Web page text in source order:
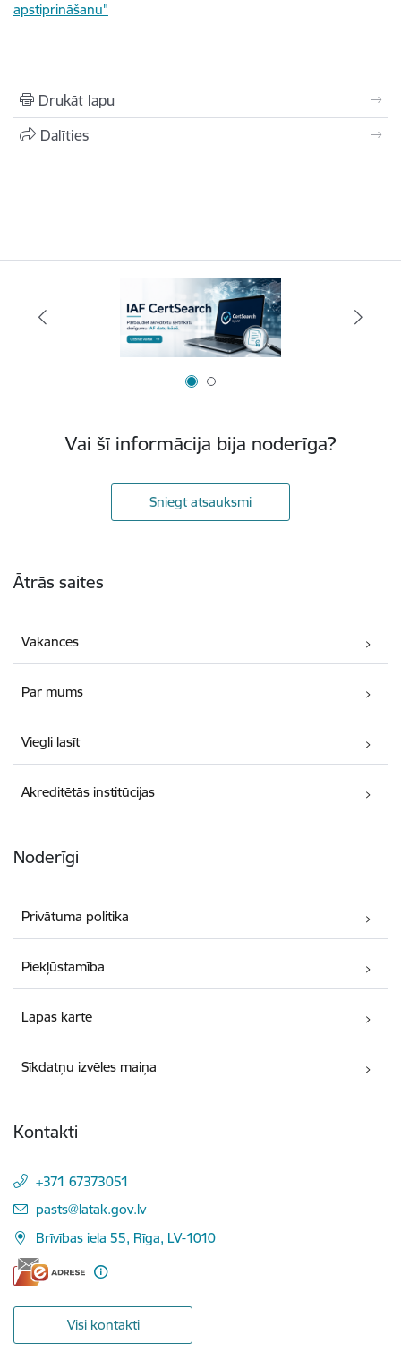
apstiprināšanu"
Drukāt lapu
Dalīties
Vai šī informācija bija noderīga?
Sniegt atsauksmi
Ātrās saites
Vakances
Par mums
Viegli lasīt
Akreditētās institūcijas
Noderīgi
Privātuma politika
Piekļūstamība
Lapas karte
Sīkdatņu izvēles maiņa
Kontakti
+371 67373051
E-pasts:
pasts@latak.gov.lv
Brīvības iela 55, Rīga, LV-1010
Visi kontakti